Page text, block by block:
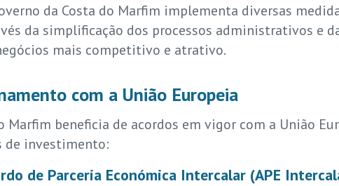
da Costa do Marfim implementa diversas
da simplificação dos processos administrativos e
mais competitivo e atrativo.
com a União Europeia
Marfim beneficia de acordos em vigor com a União
de investimento:
de Parceria Económica Intercalar (APE